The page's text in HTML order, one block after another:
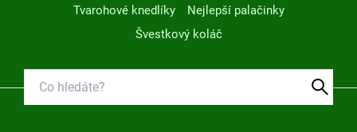
Tvarohové knedlíky
Nejlepší palačinky
Švestkový koláč